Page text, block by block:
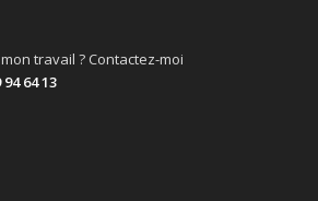
travail ? Contactez-moi
94 64 13